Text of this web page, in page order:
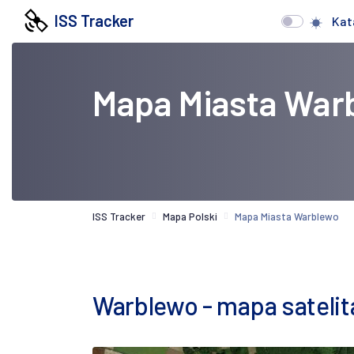
ISS Tracker
Mapa Miasta
ISS Tracker Mapa Polski Mapa Miasta Warblewo
Warblewo - mapa